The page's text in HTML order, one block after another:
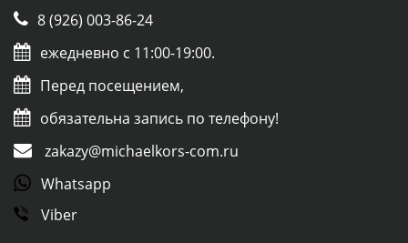
8 (926) 003-86-24
ежедневно с 11:00-19:00.
Перед посещением,
обязательна запись по телефону!
zakazy@michaelkors-com.ru
Whatsapp
Viber